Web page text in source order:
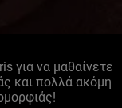
για να μαθαίνετε
και πολλά ακόμη